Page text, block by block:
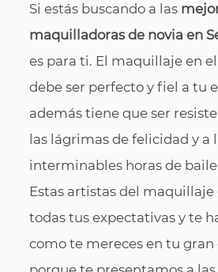
Si estás buscando a las
maquilladoras de novia en
es para ti. El maquillaje en
debe ser perfecto y fiel a tu
además tiene que ser
las lágrimas de felicidad y a
interminables horas de
Estas artistas del
todas tus expectativas y te
como te mereces en tu gran